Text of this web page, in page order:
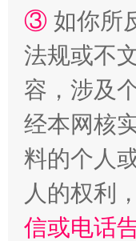
③ 如你所
法规或不
容，涉及
经本网核
料的个人
人的权利
信或电话